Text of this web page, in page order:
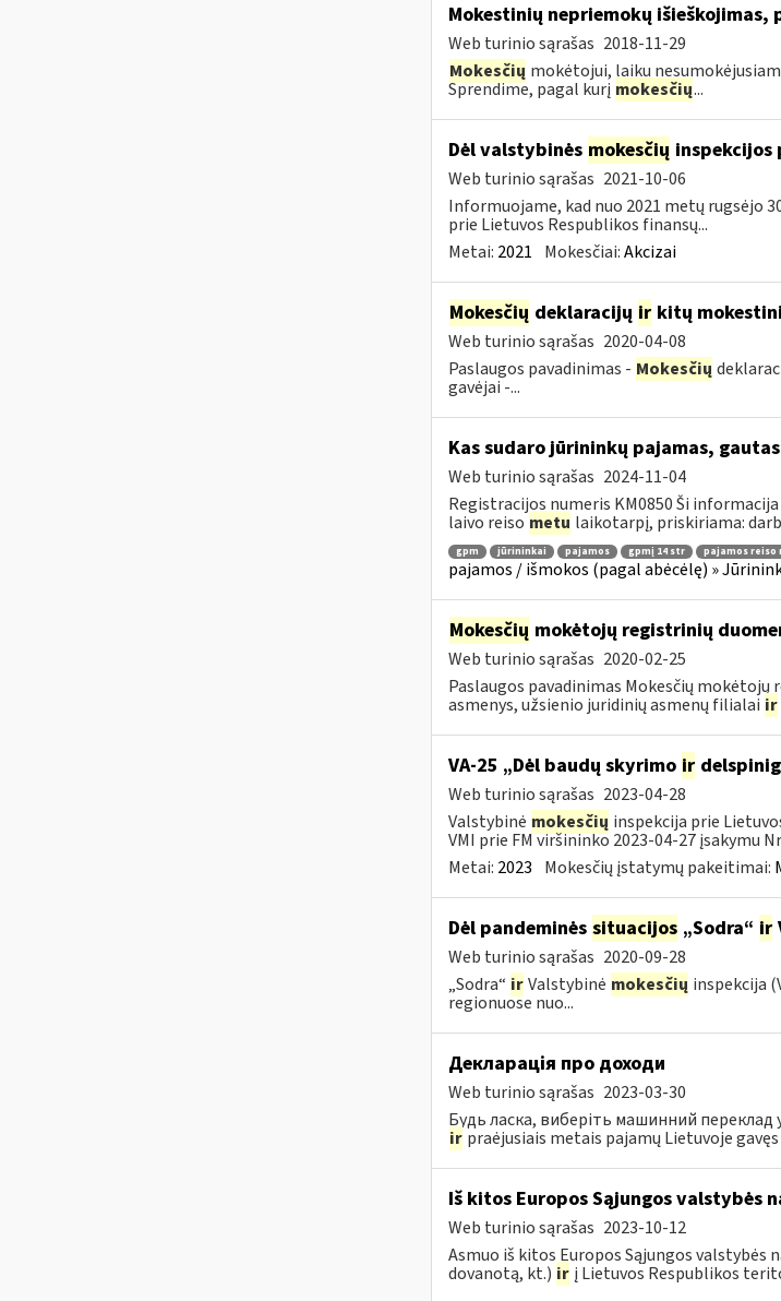
Mokestinių nepriemokų
Web turinio sąrašas 2018-11-29
Mokesčių mokėtojui, laiku
Sprendime, pagal kurį mokesčių...
Dėl valstybinės mokesčių inspekcijos
Web turinio sąrašas 2021-10-06
Informuojame, kad nuo 2021 metų rugsėjo
prie Lietuvos Respublikos finansų...
Metai: 2021 Mokesčiai:Akcizai
Mokesčių deklaracijų irkitų
Web turinio sąrašas 2020-04-08
Paslaugos pavadinimas - Mokesčių
gavėjai -...
Kas sudaro jūrininkų pajamas,
Web turinio sąrašas 2024-11-04
Registracijos numeris KM0850 Ši
laivo reiso metu laikotarpį, priskiriama:
gpm jūrininkai pajamos gpmį 14 str pajamos reiso
pajamos / išmokos (pagal abėcėlę) »
Mokesčių mokėtojų registrinių
Web turinio sąrašas 2020-02-25
Paslaugos pavadinimas Mokesčių
asmenys, užsienio juridinių asmenų filialai ir
VA-25 „Dėl baudų skyrimo ir
Web turinio sąrašas 2023-04-28
Valstybinė mokesčių inspekcija prie
VMI prie FM viršininko 2023-04-27 įsakymu
Metai: 2023 Mokesčių įstatymų pakeitimai:
Dėl pandeminės situacijos „Sodra“ ir
Web turinio sąrašas 2020-09-28
„Sodra“ ir Valstybinė mokesčių inspekcija
regionuose nuo...
Декларація про доходи
Web turinio sąrašas 2023-03-30
Будь ласка, виберіть машинний
ir praėjusiais metais pajamų Lietuvoje gavęs
Iš kitos Europos Sąjungos valstybės
Web turinio sąrašas 2023-10-12
Asmuo iš kitos Europos Sąjungos
dovanotą, kt.) ir į Lietuvos Respublikos